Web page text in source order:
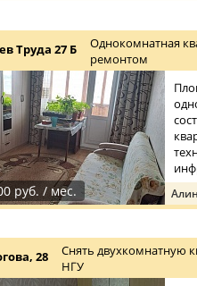
Труда 27 Б
Однокомнатная
ремонтом
руб. / мес.
28
Снять двухкомнатную
НГУ